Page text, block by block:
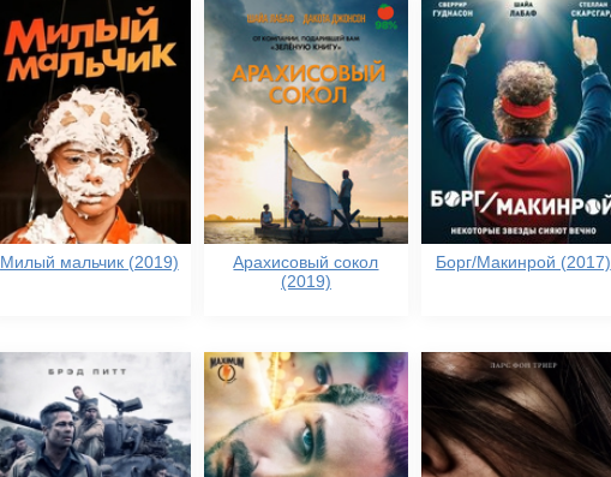
Милый мальчик (2019)
Арахисовый сокол
(2019)
Борг/Макинрой (2017)